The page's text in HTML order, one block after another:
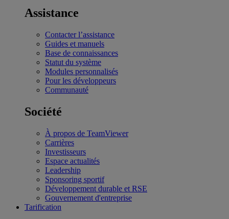
Assistance
Contacter l’assistance
Guides et manuels
Base de connaissances
Statut du système
Modules personnalisés
Pour les développeurs
Communauté
Société
À propos de TeamViewer
Carrières
Investisseurs
Espace actualités
Leadership
Sponsoring sportif
Développement durable et RSE
Gouvernement d'entreprise
Tarification